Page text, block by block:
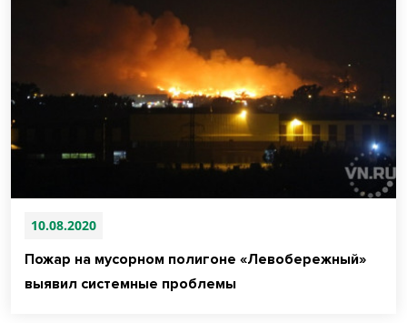
10.08.2020
Пожар на мусорном полигоне «Левобережный»
выявил системные проблемы